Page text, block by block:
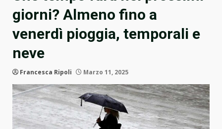
giorni? Almeno fino a
venerdì pioggia, temporali e
neve
Francesca Ripoli Marzo 11, 2025